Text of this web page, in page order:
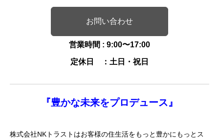
お問い合わせ
営業時間 : 9:00〜17:00
定休日 ：土日・祝日
『豊かな未来をプロデュース』
株式会社NKトラストはお客様の住生活をもっと豊かにもっとス